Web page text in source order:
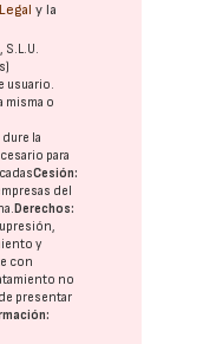
y la
S.L.U.
usuario.
misma o
la
para
Cesión:
del
Derechos:
y
con
no
presentar